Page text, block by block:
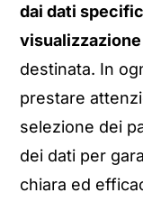
dai dati
destinata. In
prestare
selezione dei
dei dati per
chiara ed